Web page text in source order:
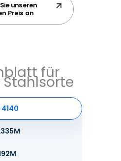
unseren
Preis an
für